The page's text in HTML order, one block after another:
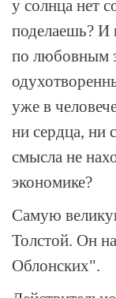
у солнца нет
поделаешь? И
по любовным
уже в
ни сердца, ни
смысла не
экономике?
Самую
Толстой. Он
Облонских".